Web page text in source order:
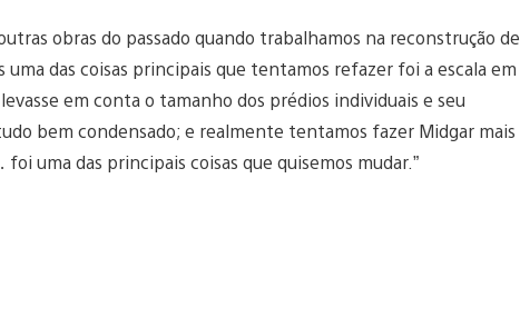
obras do passado quando trabalhamos na reconstrução de
uma das coisas principais que tentamos refazer foi a escala em
em conta o tamanho dos prédios individuais e seu
bem condensado; e realmente tentamos fazer Midgar mais
uma das principais coisas que quisemos mudar.”